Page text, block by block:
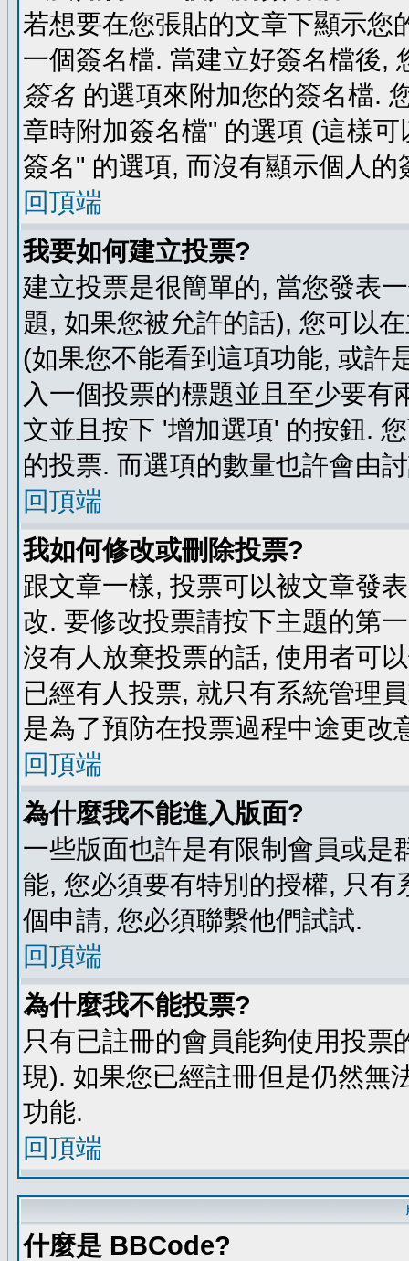
若想要在您張貼的文章下顯示您
一個簽名檔. 當建立好簽名檔後,
簽名 的選項來附加您的簽名檔.
章時附加簽名檔" 的選項 (這樣
簽名" 的選項, 而沒有顯示個人的
回頂端
我要如何建立投票?
建立投票是很簡單的, 當您發表
題, 如果您被允許的話), 您可以
(如果您不能看到這項功能, 或許
入一個投票的標題並且至少要
文並且按下 '增加選項' 的按鈕.
的投票. 而選項的數量也許會由
回頂端
我如何修改或刪除投票?
跟文章一樣, 投票可以被文章發
改. 要修改投票請按下主題的第
沒有人放棄投票的話, 使用者可
已經有人投票, 就只有系統管理
是為了預防在投票過程中途更改
回頂端
為什麼我不能進入版面?
一些版面也許是有限制會員或是
能, 您必須要有特別的授權, 只
個申請, 您必須聯繫他們試試.
回頂端
為什麼我不能投票?
只有已註冊的會員能夠使用投
現). 如果您已經註冊但是仍然無
功能.
回頂端
什麼是 BBCode?